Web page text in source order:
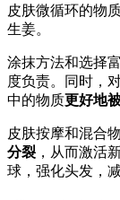
皮肤微循环的物
生姜。
涂抹方法和选择
度负责。同时，
中的物质更好地
皮肤按摩和混合
分裂 ，从而激活
球，强化头发，